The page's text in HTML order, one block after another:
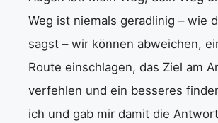
Weg ist niemals geradlinig – wie
sagst – wir können abweichen,
Route einschlagen, das Ziel am
verfehlen und ein besseres
ich und gab mir damit die